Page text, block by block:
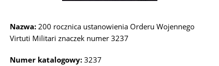
Nazwa: 200 rocznica ustanowienia Orderu Wojennego
Virtuti Militari znaczek numer 3237
Numer katalogowy: 3237